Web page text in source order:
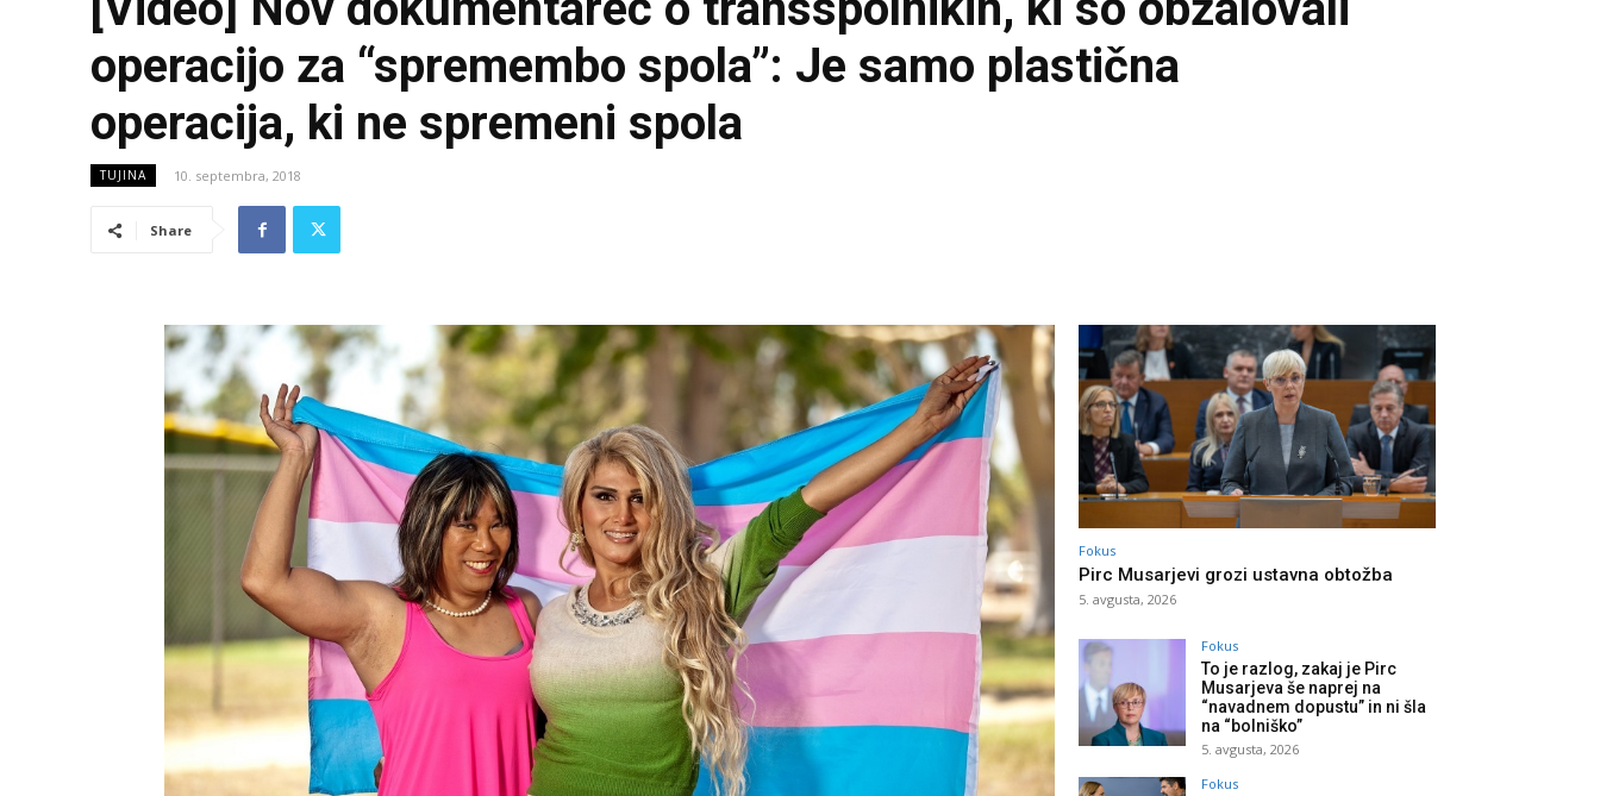
operacijo za “spremembo spola”: Je samo plastična
operacija, ki ne spremeni spola
TUJINA 10. septembra, 2018
Share
Fokus
Pirc Musarjevi grozi ustavna obtožba
5. avgusta, 2026
Fokus
To je razlog, zakaj je Pirc
Musarjeva še naprej na
“navadnem dopustu” in ni šla
na “bolniško”
5. avgusta, 2026
Fokus